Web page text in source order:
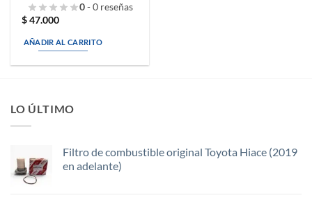
0- 0 reseñas
$47.000
AÑADIR AL CARRITO
LO ÚLTIMO
Filtro de combustible original Toyota Hiace (2019
en adelante)